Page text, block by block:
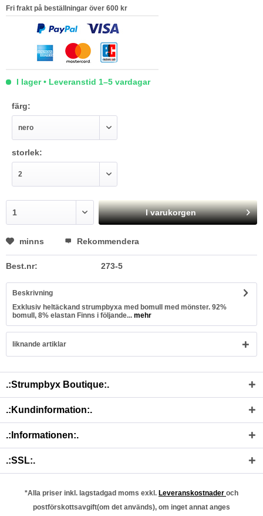
Fri frakt på beställningar över 600 kr
I lager • Leveranstid 1–5 vardagar
färg:
storlek:
I varukorgen
minns Rekommendera
Best.nr: 273-5
Beskrivning
Exklusiv heltäckand strumpbyxa med bomull med mönster. 92%
bomull, 8% elastan Finns i följande... mehr
liknande artiklar
.:Strumpbyx Boutique:.
.:Kundinformation:.
.:Informationen:.
.:SSL:.
*Alla priser inkl. lagstadgad moms exkl. Leveranskostnader och
postförskottsavgift(om det används), om inget annat anges